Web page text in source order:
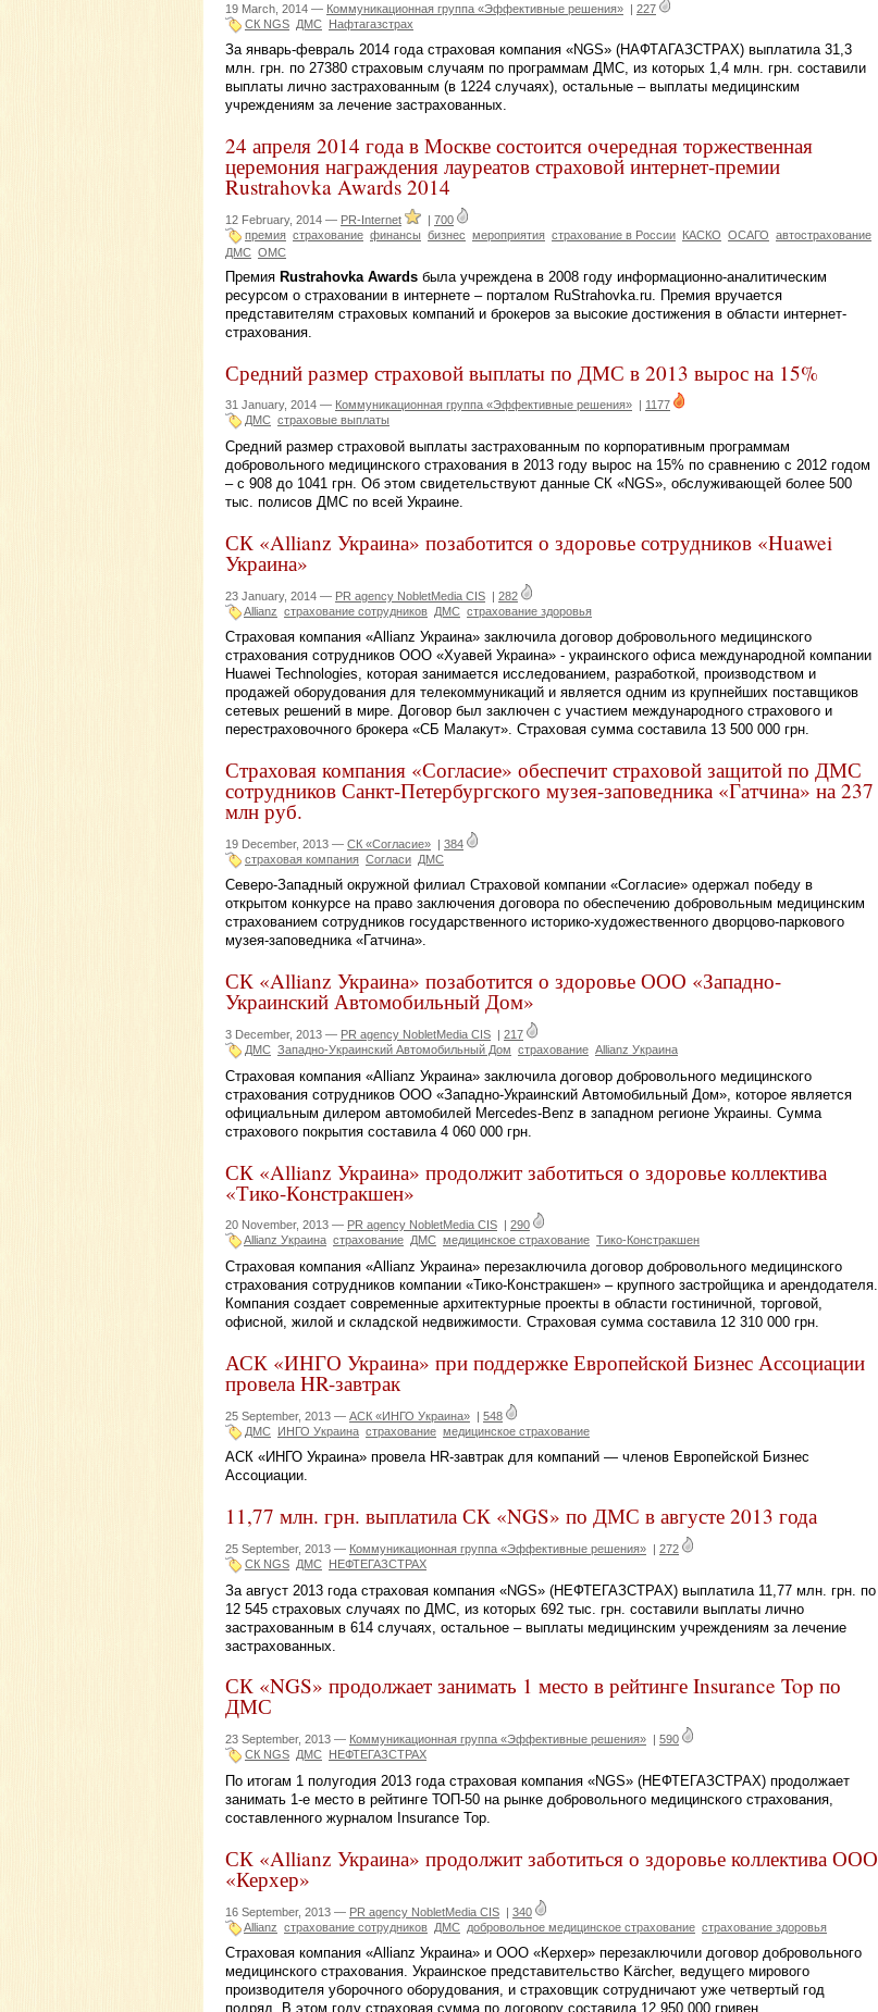
19 March, 2014 — Коммуникационная группа «Эффективные решения» | 227
СК NGS ДМС Нафтагазстрах
За январь-февраль 2014 года страховая компания «NGS» (НАФТАГАЗСТРАХ) выплатила 31,3
млн. грн. по 27380 страховым случаям по программам ДМС, из которых 1,4 млн. грн. составили
выплаты лично застрахованным (в 1224 случаях), остальные – выплаты медицинским
учреждениям за лечение застрахованных.
24 апреля 2014 года в Москве состоится очередная торжественная
церемония награждения лауреатов страховой интернет-премии
Rustrahovka Awards 2014
12 February, 2014 — PR-Internet | 700
премия страхование финансы бизнес мероприятия страхование в России КАСКО ОСАГО автострахование
ДМС ОМС
Премия Rustrahovka Awards была учреждена в 2008 году информационно-аналитическим
ресурсом о страховании в интернете – порталом RuStrahovka.ru. Премия вручается
представителям страховых компаний и брокеров за высокие достижения в области интернет-
страхования.
Средний размер страховой выплаты по ДМС в 2013 вырос на 15%
31 January, 2014 — Коммуникационная группа «Эффективные решения»
1177
ДМС страховые выплаты
Средний размер страховой выплаты застрахованным по корпоративным программам
добровольного медицинского страхования в 2013 году вырос на 15% по сравнению с 2012 годом
– с 908 до 1041 грн. Об этом свидетельствуют данные СК «NGS», обслуживающей более 500
тыс. полисов ДМС по всей Украине.
СК «Allianz Украина» позаботится о здоровье сотрудников «Huawei
Украина»
23 January, 2014 — PR agency NobletMedia CIS | 282
Allianz страхование сотрудников ДМС страхование здоровья
Страховая компания «Allianz Украина» заключила договор добровольного медицинского
страхования сотрудников ООО «Хуавей Украина» - украинского офиса международной компании
Huawei Technologies, которая занимается исследованием, разработкой, производством и
продажей оборудования для телекоммуникаций и является одним из крупнейших поставщиков
сетевых решений в мире. Договор был заключен с участием международного страхового и
перестраховочного брокера «СБ Малакут». Страховая сумма составила 13 500 000 грн.
Страховая компания «Согласие» обеспечит страховой защитой по ДМС
сотрудников Санкт-Петербургского музея-заповедника «Гатчина» на 237
млн руб.
19 December, 2013 — СК «Согласие» | 384
страховая компания Согласи ДМС
Северо-Западный окружной филиал Страховой компании «Согласие» одержал победу в
открытом конкурсе на право заключения договора по обеспечению добровольным медицинским
страхованием сотрудников государственного историко-художественного дворцово-паркового
музея-заповедника «Гатчина».
СК «Allianz Украина» позаботится о здоровье ООО «Западно-
Украинский Автомобильный Дом»
3 December, 2013 — PR agency NobletMedia CIS
217
ДМС Западно-Украинский Автомобильный Дом страхование Allianz Украина
Страховая компания «Allianz Украина» заключила договор добровольного медицинского
страхования сотрудников ООО «Западно-Украинский Автомобильный Дом», которое является
официальным дилером автомобилей Mercedes-Benz в западном регионе Украины. Сумма
страхового покрытия составила 4 060 000 грн.
СК «Allianz Украина» продолжит заботиться о здоровье коллектива
«Тико-Констракшен»
20 November, 2013 — PR agency NobletMedia CIS
290
Allianz Украина страхование ДМС медицинское страхование Тико-Констракшен
Страховая компания «Allianz Украина» перезаключила договор добровольного медицинского
страхования сотрудников компании «Тико-Констракшен» – крупного застройщика и арендодателя.
Компания создает современные архитектурные проекты в области гостиничной, торговой,
офисной, жилой и складской недвижимости. Страховая сумма составила 12 310 000 грн.
АСК «ИНГО Украина» при поддержке Европейской Бизнес Ассоциации
провела HR-завтрак
25 September, 2013 — АСК «ИНГО Украина» | 548
ДМС ИНГО Украина страхование медицинское страхование
АСК «ИНГО Украина» провела HR-завтрак для компаний — членов Европейской Бизнес
Ассоциации.
11,77 млн. грн. выплатила СК «NGS» по ДМС в августе 2013 года
25 September, 2013 — Коммуникационная группа «Эффективные решения» | 272
СК NGS ДМС НЕФТЕГАЗСТРАХ
За август 2013 года страховая компания «NGS» (НЕФТЕГАЗСТРАХ) выплатила 11,77 млн. грн. по
12 545 страховых случаях по ДМС, из которых 692 тыс. грн. составили выплаты лично
застрахованным в 614 случаях, остальное – выплаты медицинским учреждениям за лечение
застрахованных.
СК «NGS» продолжает занимать 1 место в рейтинге Insurance Top по
ДМС
23 September, 2013 — Коммуникационная группа «Эффективные решения»
590
СК NGS ДМС НЕФТЕГАЗСТРАХ
По итогам 1 полугодия 2013 года страховая компания «NGS» (НЕФТЕГАЗСТРАХ) продолжает
занимать 1-е место в рейтинге ТОП-50 на рынке добровольного медицинского страхования,
составленного журналом Insurance Top.
СК «Allianz Украина» продолжит заботиться о здоровье коллектива ООО
«Керхер»
16 September, 2013 — PR agency NobletMedia CIS | 340
Allianz страхование сотрудников ДМС добровольное медицинское страхование страхование здоровья
Страховая компания «Allianz Украина» и ООО «Керхер» перезаключили договор добровольного
медицинского страхования. Украинское представительство Kärcher, ведущего мирового
производителя уборочного оборудования, и страховщик сотрудничают уже четвертый год
подряд. В этом году страховая сумма по договору составила 12 950 000 гривен.